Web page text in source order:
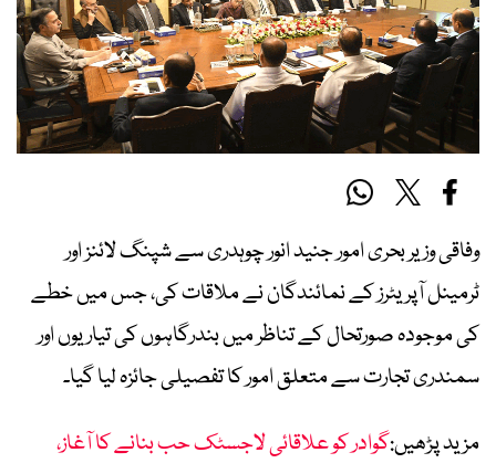
وفاقی وزیر بحری امور جنید انور چوہدری سے شپنگ لائنز اور
ٹرمینل آپریٹرز کے نمائندگان نے ملاقات کی، جس میں خطے
کی موجودہ صورتحال کے تناظر میں بندرگاہوں کی تیاریوں اور
سمندری تجارت سے متعلق امور کا تفصیلی جائزہ لیا گیا۔
مزید پڑھیں:گوادر کو علاقائی لاجسٹک حب بنانے کا آغاز،